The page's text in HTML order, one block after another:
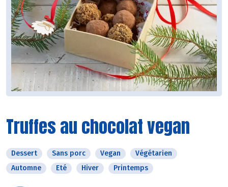
Truffes au chocolat vegan
Dessert Sans porc Vegan
Végétarien
Automne
Eté Hiver Printemps